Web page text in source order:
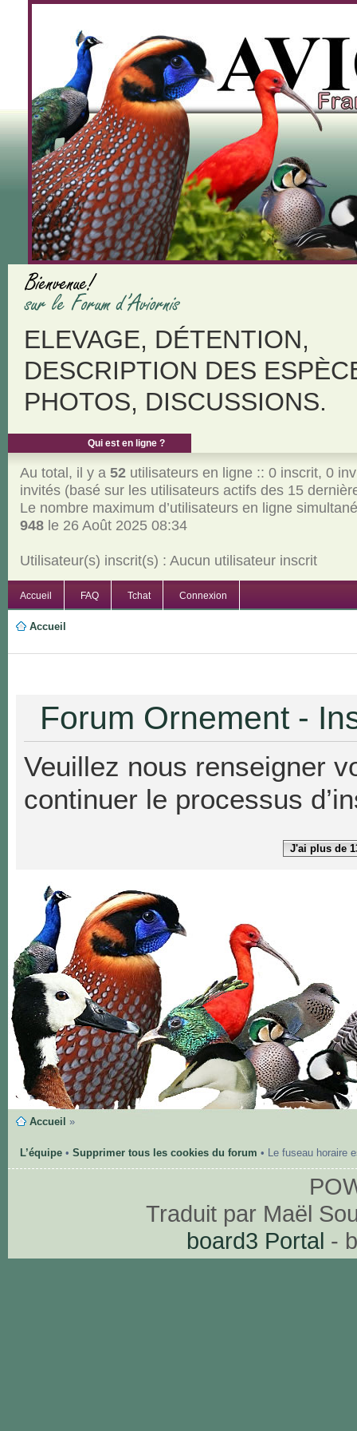
ELEVAGE, DÉTENTION,
DESCRIPTION DES
PHOTOS, DISCUSSIONS.
Qui est en ligne ?
Au total, il y a 52utilisateurs en ligne :: 0 inscrit, 0
invités (basé sur les utilisateurs actifs des 15
Le nombre maximum d’utilisateurs en ligne
948le 26 Août 2025 08:34
Utilisateur(s) inscrit(s) : Aucun utilisateur inscrit
Accueil FAQ Tchat Connexion
Accueil
Forum Ornement -
Veuillez nous renseigner
continuer le processus
J'ai plus de
Accueil »
L’équipe• Supprimer tous les cookies du forum • Le fuseau horaire
Traduit par Maël
board3 Portal -